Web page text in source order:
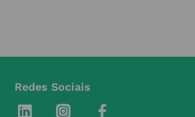
Redes Sociais